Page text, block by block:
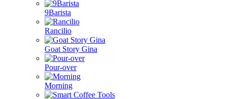
9Barista
Rancilio
Goat Story Gina
Pour-over
Morning